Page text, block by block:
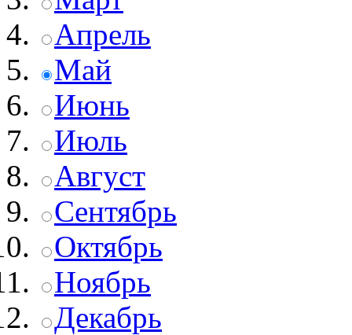
Апрель
Май
Июнь
Июль
Август
Сентябрь
Октябрь
Ноябрь
Декабрь